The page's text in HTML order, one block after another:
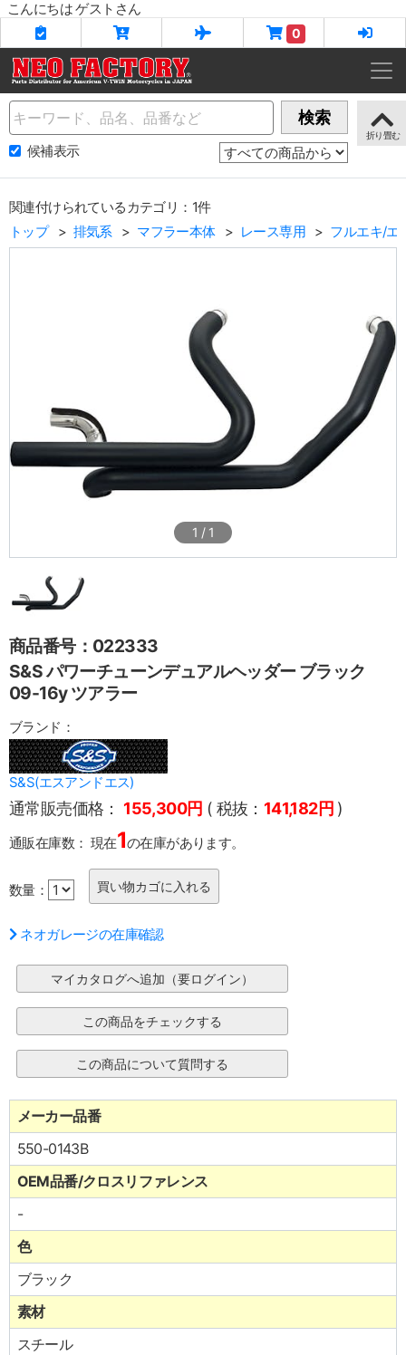
こんにちは ゲストさん
0
Name 検索
候補表示
関連付けられているカテゴリ：1件
トップ
排気系 マフラー本体 レース専用 フルエキ/エ
1 / 1
商品番号：022333
S&S パワーチューンデュアルヘッダー ブラック
09-16y ツアラー
ブランド：
S&S(エスアンドエス)
通常販売価格： 155,300円 ( 税抜： 141,182円 )
通販在庫数： 現在1の在庫があります。
数量：
ネオガレージの在庫確認
メーカー品番
550-0143B
OEM品番/クロスリファレンス
-
色
ブラック
素材
スチール